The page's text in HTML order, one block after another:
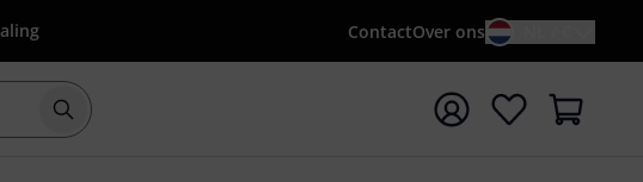
ContactOver ons
Zoek met zoekterm {searchTerm}